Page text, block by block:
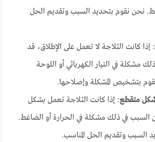
نحن نقوم بتحديد السبب وتقديم الحل
: إذا كانت الثلاجة لا تعمل على الإطلاق، قد
مشكلة في التيار الكهربائي أو اللوحة
بتشخيص المشكلة وإصلاحها.
متقطع: إذا كانت الثلاجة تعمل بشكل
السبب في ذلك مشكلة في الحرارة أو الضاغط.
السبب وتقديم الحل المناسب.